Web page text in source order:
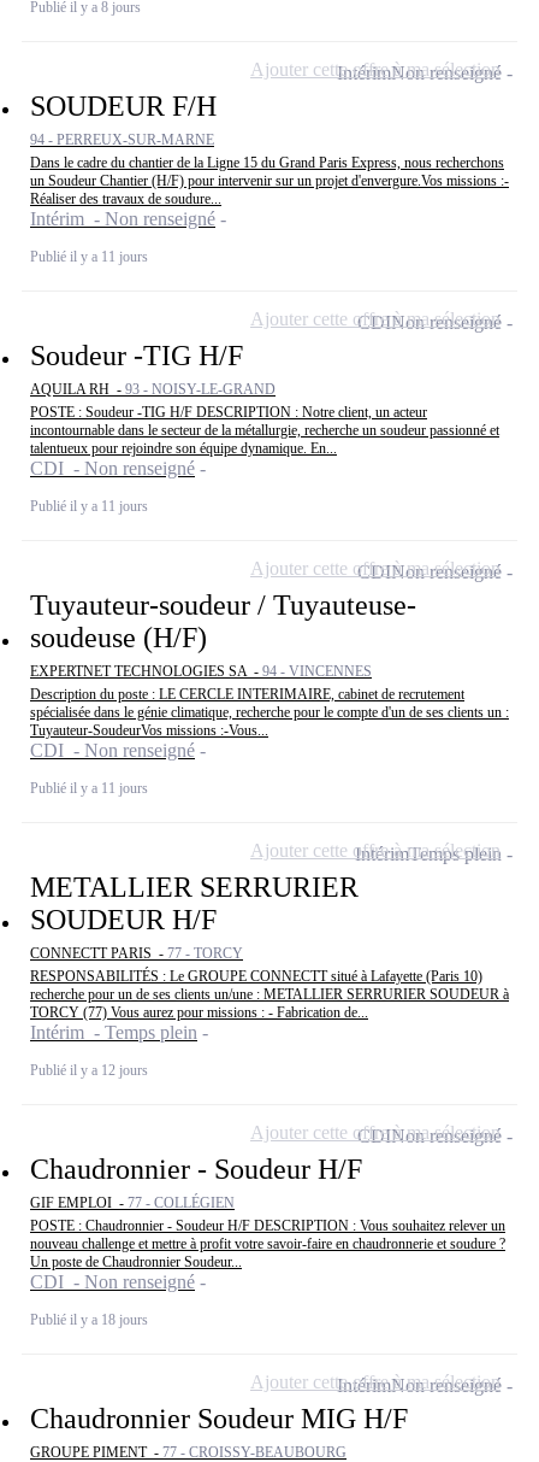
Publié il y a 8 jours
SOUDEUR F/H
94 - PERREUX-SUR-MARNE
Dans le cadre du chantier de la Ligne 15 du Grand Paris Express, nous recherchons
un Soudeur Chantier (H/F) pour intervenir sur un projet d'envergure.Vos missions :-
Réaliser des travaux de soudure...
Intérim - Non renseigné
Publié il y a 11 jours
IntérimNon renseigné
Ajouter cette offre à ma sélection
Soudeur -TIG H/F
AQUILA RH - 93 - NOISY-LE-GRAND
POSTE : Soudeur -TIG H/F DESCRIPTION : Notre client, un acteur
incontournable dans le secteur de la métallurgie, recherche un soudeur passionné et
talentueux pour rejoindre son équipe dynamique. En...
CDI - Non renseigné
Publié il y a 11 jours
CDINon renseigné
Ajouter cette offre à ma sélection
Tuyauteur-soudeur / Tuyauteuse-
soudeuse (H/F)
EXPERTNET TECHNOLOGIES SA - 94 - VINCENNES
Description du poste : LE CERCLE INTERIMAIRE, cabinet de recrutement
spécialisée dans le génie climatique, recherche pour le compte d'un de ses clients un :
Tuyauteur-SoudeurVos missions :-Vous...
CDI - Non renseigné
Publié il y a 11 jours
CDINon renseigné
Ajouter cette offre à ma sélection
METALLIER SERRURIER
SOUDEUR H/F
CONNECTT PARIS - 77 - TORCY
RESPONSABILITÉS : Le GROUPE CONNECTT situé à Lafayette (Paris 10)
recherche pour un de ses clients un/une : METALLIER SERRURIER SOUDEUR à
TORCY (77) Vous aurez pour missions : - Fabrication de...
Intérim - Temps plein
Publié il y a 12 jours
IntérimTemps plein
Ajouter cette offre à ma sélection
Chaudronnier - Soudeur H/F
GIF EMPLOI - 77 - COLLÉGIEN
POSTE : Chaudronnier - Soudeur H/F DESCRIPTION : Vous souhaitez relever un
nouveau challenge et mettre à profit votre savoir-faire en chaudronnerie et soudure ?
Un poste de Chaudronnier Soudeur...
CDI - Non renseigné
Publié il y a 18 jours
CDINon renseigné
Ajouter cette offre à ma sélection
Chaudronnier Soudeur MIG H/F
GROUPE PIMENT - 77 - CROISSY-BEAUBOURG
IntérimNon renseigné
Ajouter cette offre à ma sélection